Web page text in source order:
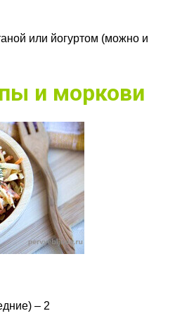
или йогуртом (можно и
и моркови
– 2